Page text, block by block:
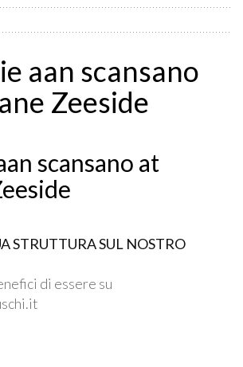
aan scansano
Zeeside
scansano at
STRUTTURA SUL NOSTRO
di essere su